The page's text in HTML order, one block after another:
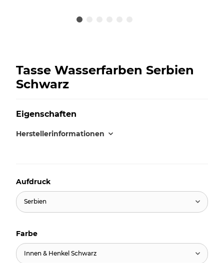
Tasse Wasserfarben Serbien
Schwarz
Eigenschaften
Herstellerinformationen
Aufdruck
Serbien
Farbe
Innen & Henkel Schwarz